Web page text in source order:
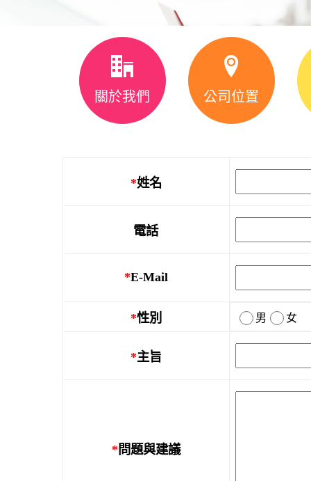
關於我們 公司位置
*姓名
電話
*E-Mail
*性別 男 女
*主旨
* 問題與建議